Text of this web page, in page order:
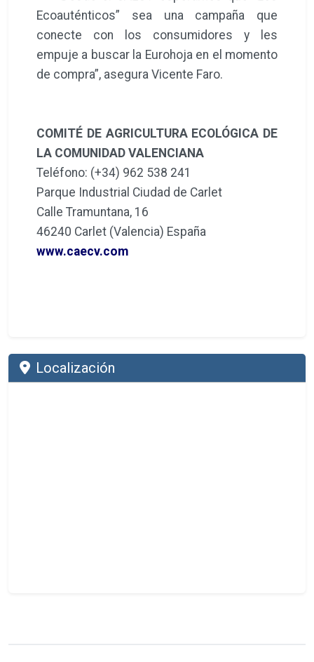
Ecoauténticos” sea una campaña que
conecte con los consumidores y les
empuje a buscar la Eurohoja en el momento
de compra”, asegura Vicente Faro.
COMITÉ DE AGRICULTURA ECOLÓGICA DE
LA COMUNIDAD VALENCIANA
Teléfono: (+34) 962 538 241
Parque Industrial Ciudad de Carlet
Calle Tramuntana, 16
46240 Carlet (Valencia) España
www.caecv.com
Localización